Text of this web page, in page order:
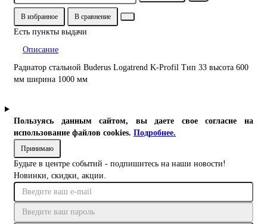
В избранное В сравнение
Есть пункты выдачи
Описание
Радиатор стальной Buderus Logatrend K-Profil Тип 33 высота 600
мм ширина 1000 мм
Пользуясь данным сайтом, вы даете свое согласие на
использование файлов cookies. Подробнее.
Принимаю
Будьте в центре событий - подпишитесь на наши новости!
Новинки, скидки, акции.